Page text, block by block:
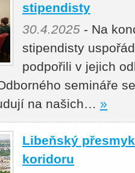
stipendisty
30.4.2025 - Na
stipendisty
podpořili v jejich
semináře
na našich… »
Libeňský
koridoru